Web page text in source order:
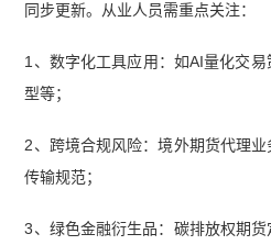
同步更新。从业人员需重点关注：
1、数字化工具应用：如AI量化交
型等；
2、跨境合规风险：境外期货代理
传输规范；
3、绿色金融衍生品：碳排放权期